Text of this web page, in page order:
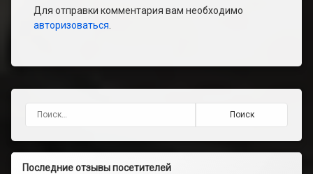
Для отправки комментария вам необходимо
авторизоваться
Последние отзывы посетителей